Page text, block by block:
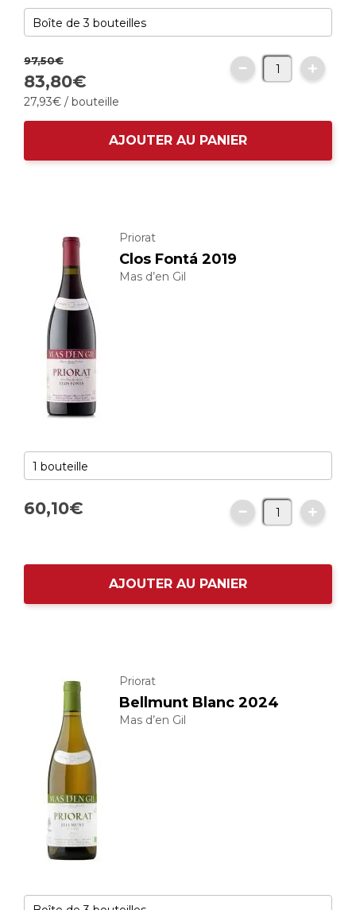
97,50€
83,80€
27,93€ / bouteille
AJOUTER AU PANIER
Priorat
Clos Fontá 2019
Mas d’en Gil
60,10€
AJOUTER AU PANIER
Priorat
Bellmunt Blanc 2024
Mas d’en Gil